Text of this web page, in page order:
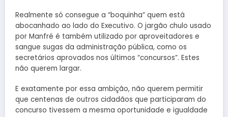
Realmente só consegue a “boquinha” quem está
abocanhado ao lado do Executivo. O jargão chulo usado
por Manfré é também utilizado por aproveitadores e
sangue sugas da administração pública, como os
secretários aprovados nos últimos “concursos”. Estes
não querem largar.
E exatamente por essa ambição, não querem permitir
que centenas de outros cidadãos que participaram do
concurso tivessem a mesma oportunidade e igualdade